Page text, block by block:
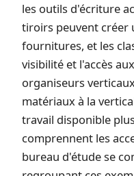
les outils d'écriture
tiroirs peuvent créer
fournitures, et les
visibilité et l'accès
organiseurs
matériaux à la
travail disponible
comprennent les
bureau d'étude se